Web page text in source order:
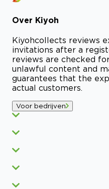
Over Kiyoh
Kiyohcollects reviews
invitations after a
reviews are checked
unlawful content and
guarantees that the
actual customers.
Voor bedrijven